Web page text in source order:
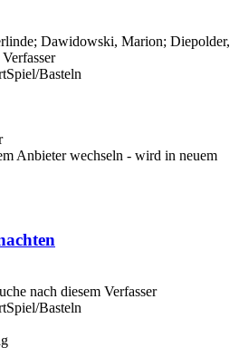
; Dawidowski, Marion; Diepolder,
Basteln
Anbieter wechseln - wird in neuem
nach diesem Verfasser
Basteln